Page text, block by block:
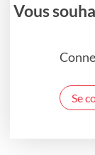
Vous
Se